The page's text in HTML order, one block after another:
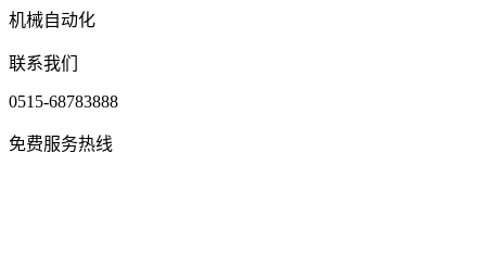
机械自动化
联系我们
0515-68783888
免费服务热线